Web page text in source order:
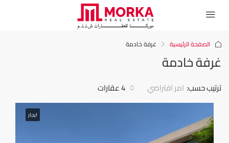
الصفحة الرئيسية غرفة خادمة
غرفة خادمة
4 عقارات ترتيب حسب: امر افتراضي
ايجار